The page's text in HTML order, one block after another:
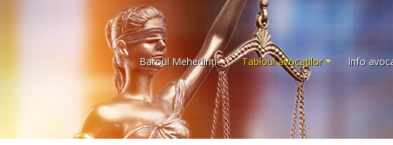
Baroul Mehedinţi Tabloul avocaţilor Info